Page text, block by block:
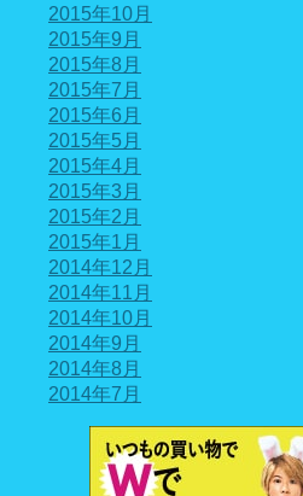
2015年10月
2015年9月
2015年8月
2015年7月
2015年6月
2015年5月
2015年4月
2015年3月
2015年2月
2015年1月
2014年12月
2014年11月
2014年10月
2014年9月
2014年8月
2014年7月